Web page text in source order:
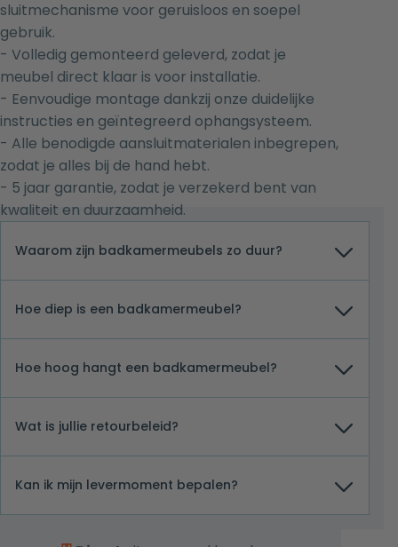
sluitmechanisme voor geruisloos en soepel
gebruik.
- Volledig gemonteerd geleverd, zodat je
meubel direct klaar is voor installatie.
- Eenvoudige montage dankzij onze duidelijke
instructies en geïntegreerd ophangsysteem.
- Alle benodigde aansluitmaterialen inbegrepen,
zodat je alles bij de hand hebt.
- 5 jaar garantie, zodat je verzekerd bent van
kwaliteit en duurzaamheid.
Waarom zijn badkamermeubels zo duur?
Hoe diep is een badkamermeubel?
Hoe hoog hangt een badkamermeubel?
Wat is jullie retourbeleid?
Kan ik mijn levermoment bepalen?